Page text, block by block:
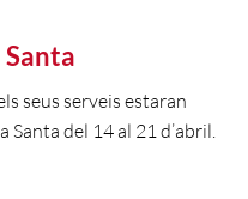
seus serveis estaran
Santa del 14 al 21 d’abril.